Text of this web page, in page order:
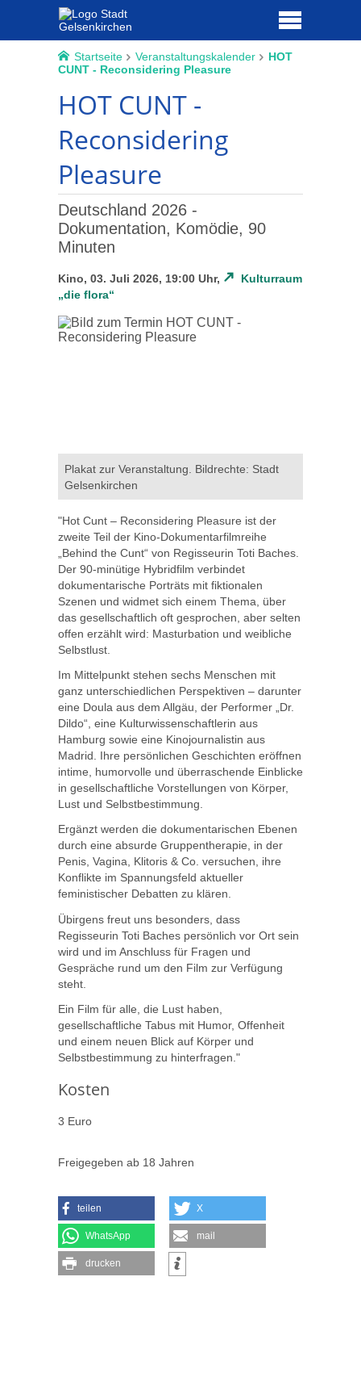
Startseite Veranstaltungskalender
HOT
CUNT - Reconsidering Pleasure
HOT CUNT -
Reconsidering
Pleasure
Deutschland 2026 -
Dokumentation, Komödie, 90
Minuten
Kino, 03. Juli 2026, 19:00 Uhr,
Kulturraum
„die flora“
Plakat zur Veranstaltung. Bildrechte: Stadt
Gelsenkirchen
"Hot Cunt – Reconsidering Pleasure ist der
zweite Teil der Kino-Dokumentarfilmreihe
„Behind the Cunt“ von Regisseurin Toti Baches.
Der 90-minütige Hybridfilm verbindet
dokumentarische Porträts mit fiktionalen
Szenen und widmet sich einem Thema, über
das gesellschaftlich oft gesprochen, aber selten
offen erzählt wird: Masturbation und weibliche
Selbstlust.
Im Mittelpunkt stehen sechs Menschen mit
ganz unterschiedlichen Perspektiven – darunter
eine Doula aus dem Allgäu, der Performer „Dr.
Dildo“, eine Kulturwissenschaftlerin aus
Hamburg sowie eine Kinojournalistin aus
Madrid. Ihre persönlichen Geschichten eröffnen
intime, humorvolle und überraschende Einblicke
in gesellschaftliche Vorstellungen von Körper,
Lust und Selbstbestimmung.
Ergänzt werden die dokumentarischen Ebenen
durch eine absurde Gruppentherapie, in der
Penis, Vagina, Klitoris & Co. versuchen, ihre
Konflikte im Spannungsfeld aktueller
feministischer Debatten zu klären.
Übirgens freut uns besonders, dass
Regisseurin Toti Baches persönlich vor Ort sein
wird und im Anschluss für Fragen und
Gespräche rund um den Film zur Verfügung
steht.
Ein Film für alle, die Lust haben,
gesellschaftliche Tabus mit Humor, Offenheit
und einem neuen Blick auf Körper und
Selbstbestimmung zu hinterfragen."
Kosten
3 Euro
Freigegeben ab 18 Jahren
teilen X
WhatsApp mail
drucken